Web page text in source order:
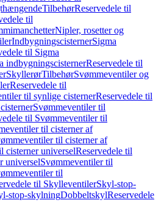
TilbehørReservedele til
til
Nipler, rosetter og
IndbygningscisternerSigma
til Sigma
indbygningscisternerReservedele til
SkyllerørTilbehørSvømmeventiler og
Reservedele til
til synlige cisternerReservedele til
Svømmeventiler til
til Svømmeventiler til
til cisterner af
til cisterner af
cisterner universelReservedele til
universelSvømmeventiler til
til
til SkylleventilerSkyl-stop-
stop-skylningDobbeltskylReservedele